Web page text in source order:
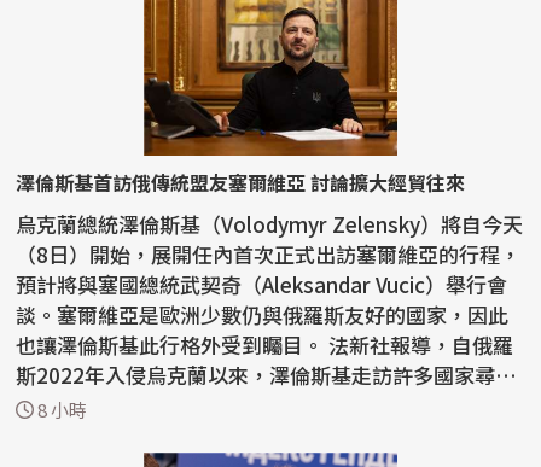
澤倫斯基首訪俄傳統盟友塞爾維亞 討論擴大經貿往來
烏克蘭總統澤倫斯基（Volodymyr Zelensky）將自今天
（8日）開始，展開任內首次正式出訪塞爾維亞的行程，
預計將與塞國總統武契奇（Aleksandar Vucic）舉行會
談。塞爾維亞是歐洲少數仍與俄羅斯友好的國家，因此
也讓澤倫斯基此行格外受到矚目。 法新社報導，自俄羅
斯2022年入侵烏克蘭以來，澤倫斯基走訪許多國家尋求
支持...
8 小時